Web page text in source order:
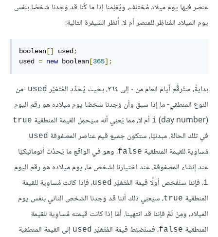
عنصر فيها يوم ميلاد مُختلِف، ويُعْلِمنا إذا ما كُنا قد وَجدنا شخصًا بنفس
يوم الميلاد المُناظِر للعنصر أم لا. اُنظر الشيفرة التالية:
boolean[] used;
used = new boolean[365];
بدايةً، ستُرقَّم أيام العام من ٠ إلى ٣٦٤، بحيث يُحدِّد المُتَغيِّر used‎ -من
النوع المنطقي- ما إذا سبق وأن وَجدنا شخصًا يوم ميلاده هو رقم اليوم
(day number)‏
i أم لا، مما يَعنِي أنه سيَحمِل القيمة المنطقية true
في تلك الحالة. مبدئيًا، ستكون جميع قيم عناصر المصفوفة used
مُساوِية للقيمة المنطقية false، وهو في الواقع ما يَحدُث أتوماتيكيًا
عند إِنشاء المصفوفة. عند اختيارنا لشخص ما، يوم ميلاده هو رقم اليوم
i، فإننا سنَفْحَص أولًا قيمة المُتَغيِّر used‎، فإذا كانت مُساوِية للقيمة
المنطقية true، سيَعنِي ذلك أننا قد وَجدنا الشخص الثاني بنفس يوم
الميلاد، ومِنْ ثَمَّ فإننا قد انتهينا. أمّا إذا كانت قيمته مُساوِية للقيمة
المنطقية false، فسنَضبُط قيمة المُتَغيِّر used‎ إلى القيمة المنطقية